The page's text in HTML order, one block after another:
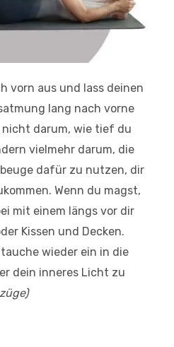
vorn aus und lass deinen
lang nach vorne
nicht darum, wie tief du
vielmehr darum, die
dafür zu nutzen, dir
Wenn du magst,
mit einem längs vor dir
Kissen und Decken.
wieder ein in die
dein inneres Licht zu